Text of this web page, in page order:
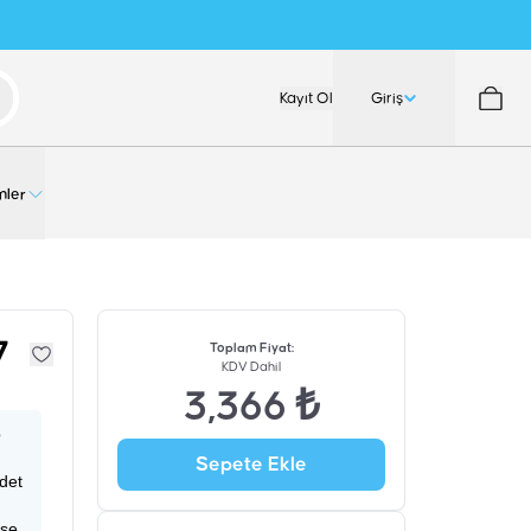
Kayıt Ol Giriş
Toplam Fiyat:
KDV Dahil
3,366 ₺
Sepete Ekle